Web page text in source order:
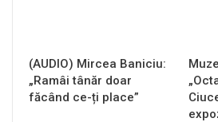
(AUDIO) Mircea Baniciu:
„Ramâi tânăr doar
făcând ce-ți place”